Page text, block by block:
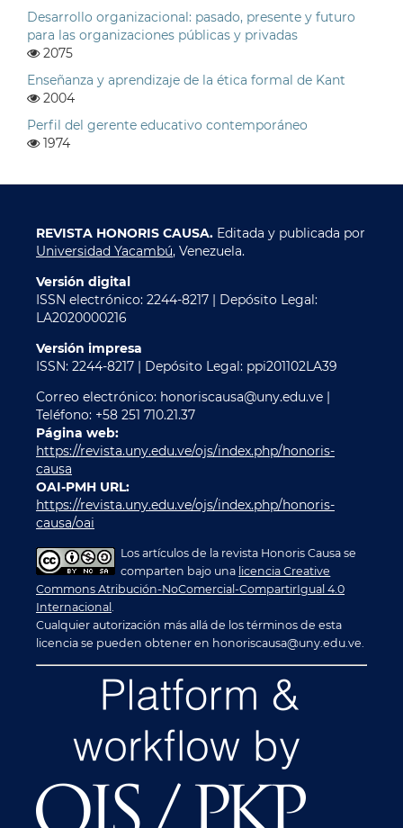
Desarrollo organizacional: pasado, presente y futuro
para las organizaciones públicas y privadas
2075
Enseñanza y aprendizaje de la ética formal de Kant
2004
Perfil del gerente educativo contemporáneo
1974
REVISTA HONORIS CAUSA. Editada y publicada por
Universidad Yacambú, Venezuela.
Versión digital
ISSN electrónico: 2244-8217 | Depósito Legal:
LA2020000216
Versión impresa
ISSN: 2244-8217 | Depósito Legal: ppi201102LA39
Correo electrónico: honoriscausa@uny.edu.ve |
Teléfono: +58 251 710.21.37
Página web:
https://revista.uny.edu.ve/ojs/index.php/honoris-
causa
OAI-PMH URL:
https://revista.uny.edu.ve/ojs/index.php/honoris-
causa/oai
Los artículos de la revista Honoris Causa se
comparten bajo una licencia Creative
Commons Atribución-NoComercial-CompartirIgual 4.0
Internacional .
Cualquier autorización más allá de los términos de esta
licencia se pueden obtener en honoriscausa@uny.edu.ve.